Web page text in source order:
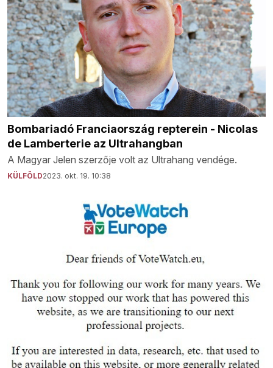
Bombariadó Franciaország repterein - Nicolas
de Lamberterie az Ultrahangban
A Magyar Jelen szerzője volt az Ultrahang vendége.
KÜLFÖLD2023. okt. 19. 10:38